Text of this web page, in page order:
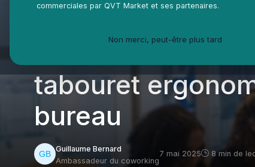
Améliorer le
tabouret
bureau
Guillaume Bernard
Ambassadeur du coworking
7 mai 2025 8 min de
commerciales par QVT Market et ses partenaires.
Non merci, peut-être plus tard